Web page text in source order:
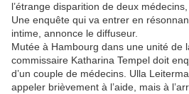
l’étrange disparition de deux
Une enquête qui va entrer en
intime, annonce le diffuseur.
Mutée à Hambourg dans une unité de
commissaire Katharina Tempel doit
d’un couple de médecins. Ulla
appeler brièvement à l’aide, mais à